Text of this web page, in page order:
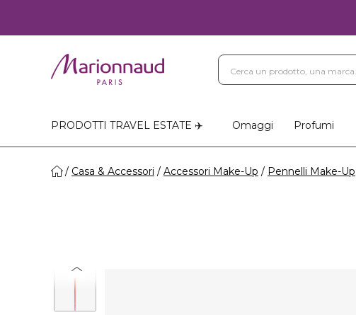
PRODOTTI TRAVEL ESTATE ✈️ Omaggi Profumi
Casa & Accessori Accessori Make-Up Pennelli Make-Up